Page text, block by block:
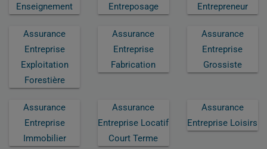
Enseignement
Entreposage
Entrepreneur
Assurance
Entreprise
Exploitation
Forestière
Assurance
Entreprise
Fabrication
Assurance
Entreprise
Grossiste
Assurance
Entreprise
Immobilier
Assurance
Entreprise Locatif
Court Terme
Assurance
Entreprise Loisirs